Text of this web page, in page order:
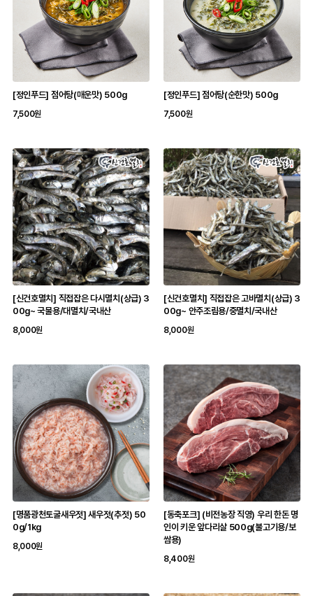
[정인푸드] 점어탕(매운맛) 500g
7,500원
[정인푸드] 점어탕(순한맛) 500g
7,500원
[신건호멸치] 직접잡은 다시멸치(상급) 3
00g~ 국물용/대멸치/국내산
8,000원
[신건호멸치] 직접잡은 고바멸치(상급) 3
00g~ 안주조림용/중멸치/국내산
8,000원
[명품광천토굴새우젓] 새우젓(추젓) 50
0g/1kg
8,000원
[동축포크] (비전농장 직영) 우리 한돈 명
인이 키운 앞다리살 500g(불고기용/보
쌈용)
8,400원